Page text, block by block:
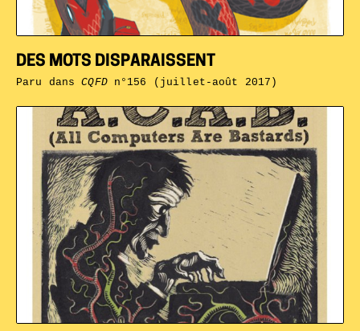
DES MOTS DISPARAISSENT
Paru dansCQFDn°156 (juillet-août 2017)